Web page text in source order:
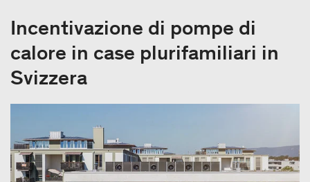
Incentivazione di pompe di
calore in case plurifamiliari in
Svizzera